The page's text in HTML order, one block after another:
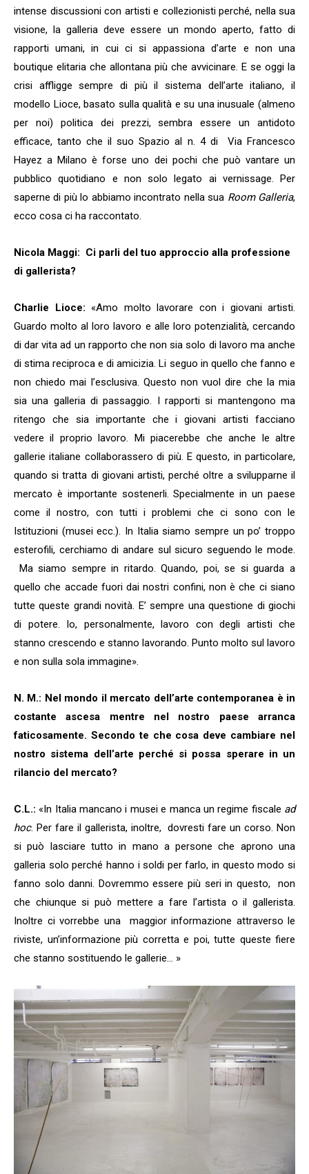
intense discussioni con artisti e collezionisti perché, nella sua
visione, la galleria deve essere un mondo aperto, fatto di
rapporti umani, in cui ci si appassiona d’arte e non una
boutique elitaria che allontana più che avvicinare. E se oggi la
crisi affligge sempre di più il sistema dell’arte italiano, il
modello Lioce, basato sulla qualità e su una inusuale (almeno
per noi) politica dei prezzi, sembra essere un antidoto
efficace, tanto che il suo Spazio al n. 4 di
Via Francesco
Hayez a Milano è forse uno dei pochi che può vantare un
pubblico quotidiano e non solo legato ai vernissage. Per
saperne di più lo abbiamo incontrato nella sua Room Galleria,
ecco cosa ci ha raccontato.
Nicola Maggi: Ci parli del tuo approccio alla professione
di gallerista?
Charlie Lioce: «Amo molto lavorare con i giovani artisti.
Guardo molto al loro lavoro e alle loro potenzialità, cercando
di dar vita ad un rapporto che non sia solo di lavoro ma anche
di stima reciproca e di amicizia. Li seguo in quello che fanno e
non chiedo mai l’esclusiva. Questo non vuol dire che la mia
sia una galleria di passaggio. I rapporti si mantengono ma
ritengo che sia importante che i giovani artisti facciano
vedere il proprio lavoro. Mi piacerebbe che anche le altre
gallerie italiane collaborassero di più. E questo, in particolare,
quando si tratta di giovani artisti, perché oltre a svilupparne il
mercato è importante sostenerli. Specialmente in un paese
come il nostro, con tutti i problemi che ci sono con le
Istituzioni (musei ecc.). In Italia siamo sempre un po’ troppo
esterofili, cerchiamo di andare sul sicuro seguendo le mode.
Ma siamo sempre in ritardo. Quando, poi, se si guarda a
quello che accade fuori dai nostri confini, non è che ci siano
tutte queste grandi novità. E’ sempre una questione di giochi
di potere. Io, personalmente, lavoro con degli artisti che
stanno crescendo e stanno lavorando. Punto molto sul lavoro
e non sulla sola immagine».
N. M.: Nel mondo il mercato dell’arte contemporanea è in
costante ascesa mentre nel nostro paese arranca
faticosamente. Secondo te che cosa deve cambiare nel
nostro sistema dell’arte perché si possa sperare in un
rilancio del mercato?
C.L.: «In Italia mancano i musei e manca un regime fiscale ad
hoc. Per fare il gallerista, inoltre, dovresti fare un corso. Non
si può lasciare tutto in mano a persone che aprono una
galleria solo perché hanno i soldi per farlo, in questo modo si
fanno solo danni. Dovremmo essere più seri in questo,
non
che chiunque si può mettere a fare l’artista o il gallerista.
Inoltre ci vorrebbe una
maggior informazione attraverso le
riviste, un’informazione più corretta e poi, tutte queste fiere
che stanno sostituendo le gallerie… »